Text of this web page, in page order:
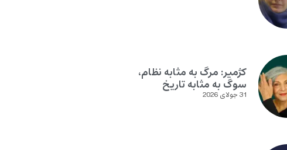
کژمیر: مرگ به مثابه نظام،
سوگ به مثابه تاریخ
31 جولای 2026